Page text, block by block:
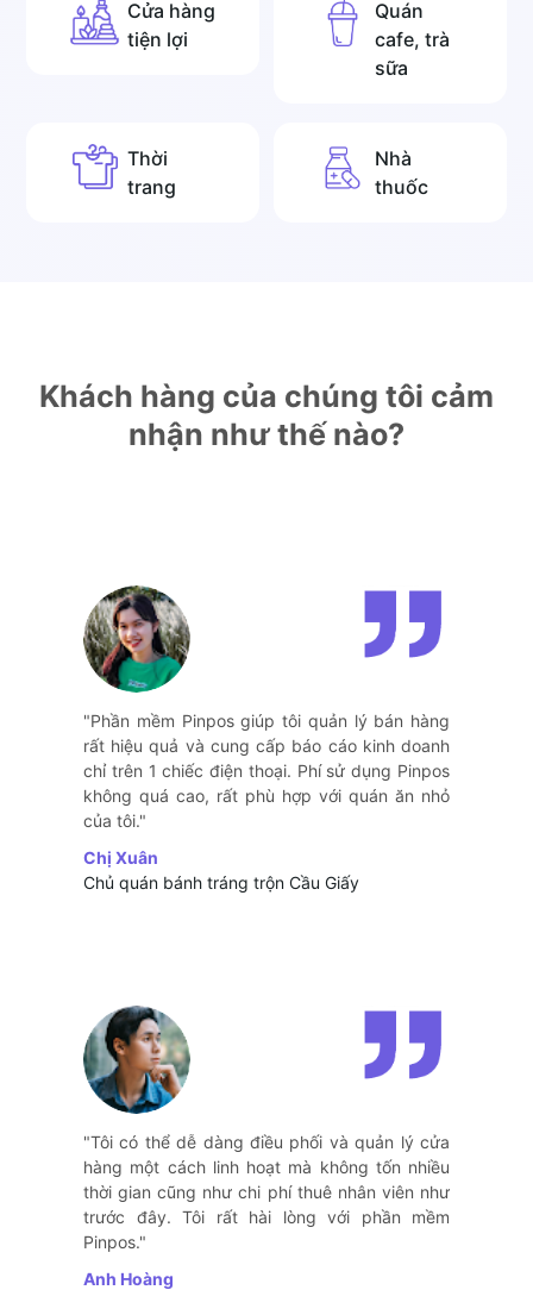
Cửa hàng
tiện lợi
Quán
cafe, trà
sữa
Thời
trang
Nhà
thuốc
Khách hàng của chúng tôi cảm
nhận như thế nào?
"Phần mềm Pinpos giúp tôi quản lý bán hàng
rất hiệu quả và cung cấp báo cáo kinh doanh
chỉ trên 1 chiếc điện thoại. Phí sử dụng Pinpos
không quá cao, rất phù hợp với quán ăn nhỏ
của tôi."
Chị Xuân
Chủ quán bánh tráng trộn Cầu Giấy
"Tôi có thể dễ dàng điều phối và quản lý cửa
hàng một cách linh hoạt mà không tốn nhiều
thời gian cũng như chi phí thuê nhân viên như
trước đây. Tôi rất hài lòng với phần mềm
Pinpos."
Anh Hoàng